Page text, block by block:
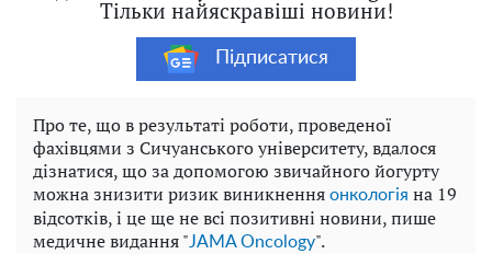
Тільки найяскравіші новини!
Підписатися
Про те, що в результаті роботи, проведеної
фахівцями з Сичуанського університету, вдалося
дізнатися, що за допомогою звичайного йогурту
можна знизити ризик виникнення онкологія на 19
відсотків, і це ще не всі позитивні новини, пише
медичне видання "JAMA Oncology".